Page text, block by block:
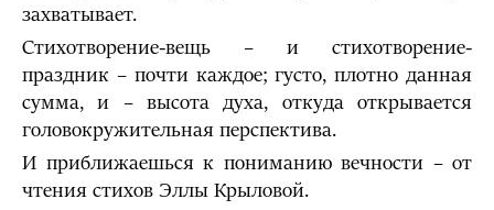
захватывает.
Стихотворение-вещь – и стихотворение-
праздник – почти каждое; густо, плотно данная
сумма, и – высота духа, откуда открывается
головокружительная перспектива.
И приближаешься к пониманию вечности – от
чтения стихов Эллы Крыловой.